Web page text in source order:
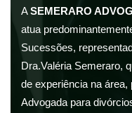
ASEMERARO
atua
Sucessões,
Dra.Valéria Semeraro,
de experiência na
Advogada para